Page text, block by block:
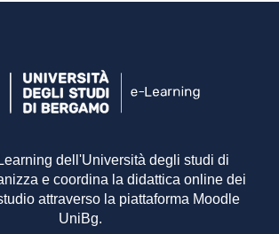
dell'Università degli studi di
e coordina la didattica online dei
attraverso la piattaforma Moodle
UniBg.